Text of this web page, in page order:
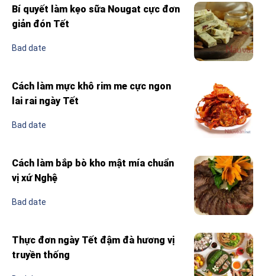
Bí quyết làm kẹo sữa Nougat cực đơn
giản đón Tết
Bad date
Cách làm mực khô rim me cực ngon
lai rai ngày Tết
Bad date
Cách làm bắp bò kho mật mía chuẩn
vị xứ Nghệ
Bad date
Thực đơn ngày Tết đậm đà hương vị
truyền thống